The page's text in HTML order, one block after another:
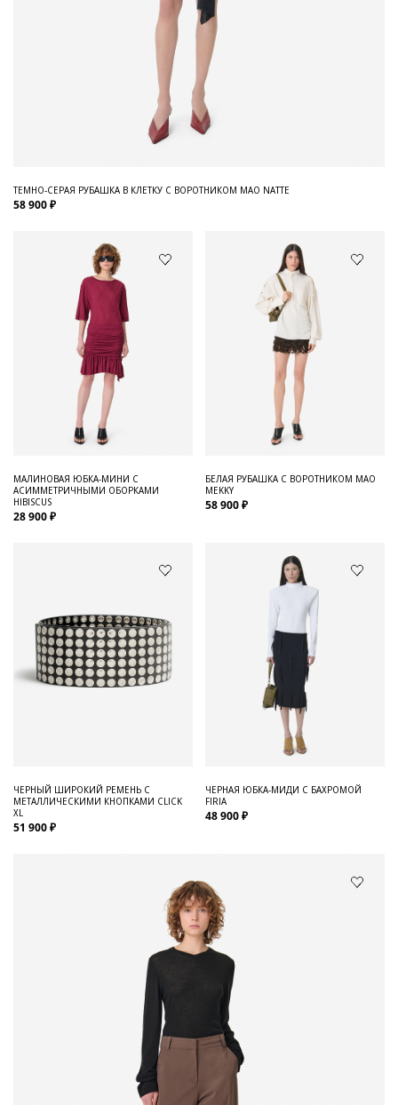
ТЕМНО-СЕРАЯ РУБАШКА В КЛЕТКУ С ВОРОТНИКОМ МАО NATTE
58 900 ₽
МАЛИНОВАЯ ЮБКА-МИНИ С
АСИММЕТРИЧНЫМИ ОБОРКАМИ
HIBISCUS
28 900 ₽
БЕЛАЯ РУБАШКА С ВОРОТНИКОМ МАО
MEKKY
58 900 ₽
ЧЕРНЫЙ ШИРОКИЙ РЕМЕНЬ С
МЕТАЛЛИЧЕСКИМИ КНОПКАМИ CLICK
XL
51 900 ₽
ЧЕРНАЯ ЮБКА-МИДИ С БАХРОМОЙ
FIRIA
48 900 ₽